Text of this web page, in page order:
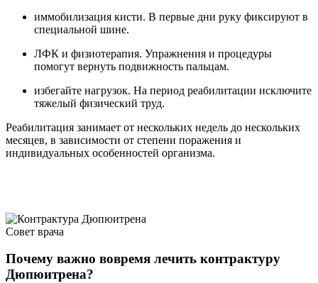
иммобилизация кисти. В первые дни руку фиксируют в
специальной шине.
ЛФК и физиотерапия. Упражнения и процедуры
помогут вернуть подвижность пальцам.
избегайте нагрузок. На период реабилитации исключите
тяжелый физический труд.
Реабилитация занимает от нескольких недель до нескольких
месяцев, в зависимости от степени поражения и
индивидуальных особенностей организма.
Совет врача
Почему важно вовремя лечить контрактуру
Дюпюитрена?